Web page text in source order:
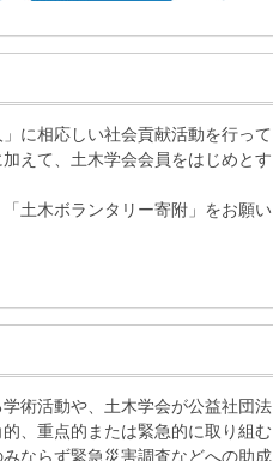
に相応しい社会貢献活動を行って
えて、土木学会会員をはじめとす
土木ボランタリー寄附」をお願い
術活動や、土木学会が公益社団法
、重点的または緊急的に取り組む
ならず緊急災害調査などへの助成